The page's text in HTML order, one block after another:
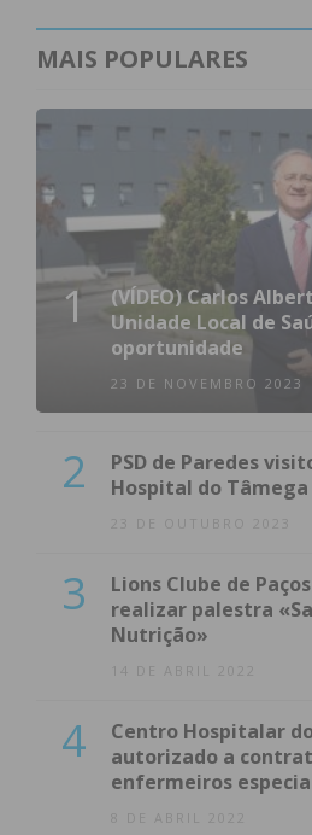
Eu li e concordo
MAIS POPULARES
1
(VÍDEO) Carlos
Unidade Local de
oportunidade
23 DE NOVEMBRO 2023
2
PSD de Paredes
Hospital do Tâmega
23 DE OUTUBRO 2023
3
Lions Clube de
realizar palestra
Nutrição»
14 DE ABRIL 2022
4
Centro Hospitalar
autorizado a
enfermeiros
8 DE ABRIL 2022